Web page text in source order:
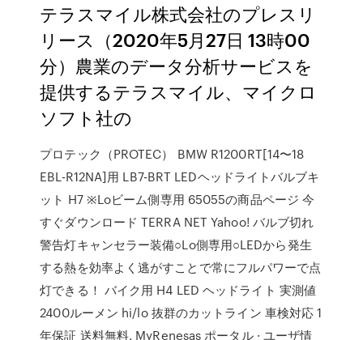
テラスマイル株式会社のプレスリ
リース（2020年5月27日 13時00
分）農業のデータ分析サービスを
提供するテラスマイル、マイクロ
ソフト社の
プロテック（PROTEC） BMW R1200RT[14〜18
EBL-R12NA]用 LB7-BRT LEDヘッドライトバルブキ
ット H7 ※Loビーム側専用 65055の商品ページ 今
すぐダウンロード TERRA NET Yahoo! バルブ切れ
警告灯キャンセラー装備○Lo側専用○LEDから発生
する熱を効率よく逃がすことで常にフルパワーで点
灯できる！ バイク用 H4 LED ヘッドライト 実測値
2400ルーメン hi/lo 抜群のカットライン 車検対応 1
年保証 送料無料. MyRenesas ポータル · ユーザ情